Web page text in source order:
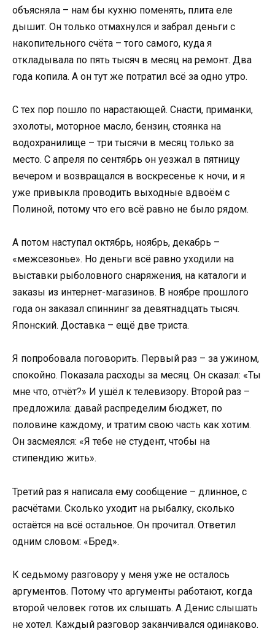
объясняла – нам бы кухню поменять, плита еле
дышит. Он только отмахнулся и забрал деньги с
накопительного счёта – того самого, куда я
откладывала по пять тысяч в месяц на ремонт. Два
года копила. А он тут же потратил всё за одно утро.
С тех пор пошло по нарастающей. Снасти, приманки,
эхолоты, моторное масло, бензин, стоянка на
водохранилище – три тысячи в месяц только за
место. С апреля по сентябрь он уезжал в пятницу
вечером и возвращался в воскресенье к ночи, и я
уже привыкла проводить выходные вдвоём с
Полиной, потому что его всё равно не было рядом.
А потом наступал октябрь, ноябрь, декабрь –
«межсезонье». Но деньги всё равно уходили на
выставки рыболовного снаряжения, на каталоги и
заказы из интернет-магазинов. В ноябре прошлого
года он заказал спиннинг за девятнадцать тысяч.
Японский. Доставка – ещё две триста.
Я попробовала поговорить. Первый раз – за ужином,
спокойно. Показала расходы за месяц. Он сказал: «Ты
мне что, отчёт?» И ушёл к телевизору. Второй раз –
предложила: давай распределим бюджет, по
половине каждому, и тратим свою часть как хотим.
Он засмеялся: «Я тебе не студент, чтобы на
стипендию жить».
Третий раз я написала ему сообщение – длинное, с
расчётами. Сколько уходит на рыбалку, сколько
остаётся на всё остальное. Он прочитал. Ответил
одним словом: «Бред».
К седьмому разговору у меня уже не осталось
аргументов. Потому что аргументы работают, когда
второй человек готов их слышать. А Денис слышать
не хотел. Каждый разговор заканчивался одинаково.